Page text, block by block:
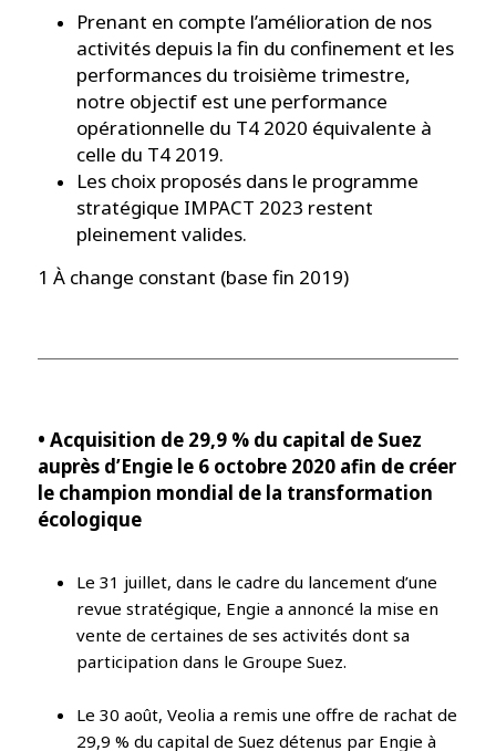
Prenant en compte l’amélioration de nos
activités depuis la fin du confinement et les
performances du troisième trimestre,
notre objectif est une performance
opérationnelle du T4 2020 équivalente à
celle du T4 2019.
Les choix proposés dans le programme
stratégique IMPACT 2023 restent
pleinement valides.
1 À change constant (base fin 2019)
• Acquisition de 29,9 % du capital de Suez
auprès d’Engie le 6 octobre 2020 afin de créer
le champion mondial de la transformation
écologique
Le 31 juillet, dans le cadre du lancement d’une
revue stratégique, Engie a annoncé la mise en
vente de certaines de ses activités dont sa
participation dans le Groupe Suez.
Le 30 août, Veolia a remis une offre de rachat de
29,9 % du capital de Suez détenus par Engie à